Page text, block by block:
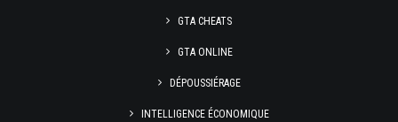
GTA CHEATS
GTA ONLINE
DÉPOUSSIÉRAGE
INTELLIGENCE ÉCONOMIQUE